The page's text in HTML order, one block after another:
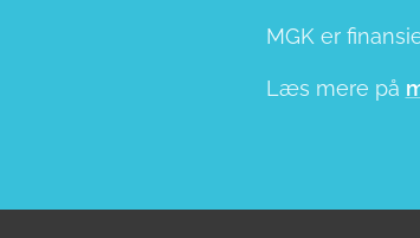
MGK er
Læs mere på